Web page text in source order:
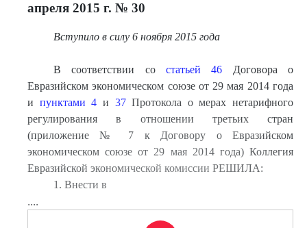
апреля 2015 г. № 30
Вступило в силу 6 ноября 2015 года
В соответствии со статьей 46 Договора о
Евразийском экономическом союзе от 29 мая 2014 года
и пунктами 4 и 37Протокола о мерах нетарифного
регулирования в отношении третьих стран
(приложение № 7 к Договору о Евразийском
экономическом союзе от 29 мая 2014 года) Коллегия
Евразийской экономической комиссии РЕШИЛА:
1. Внести в
....